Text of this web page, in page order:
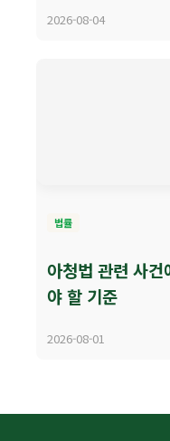
2026-08-04
법률
아청법 관련 사
야 할 기준
2026-08-01